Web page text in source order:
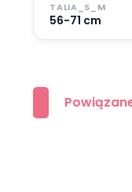
TALIA_S_M
56-71 cm